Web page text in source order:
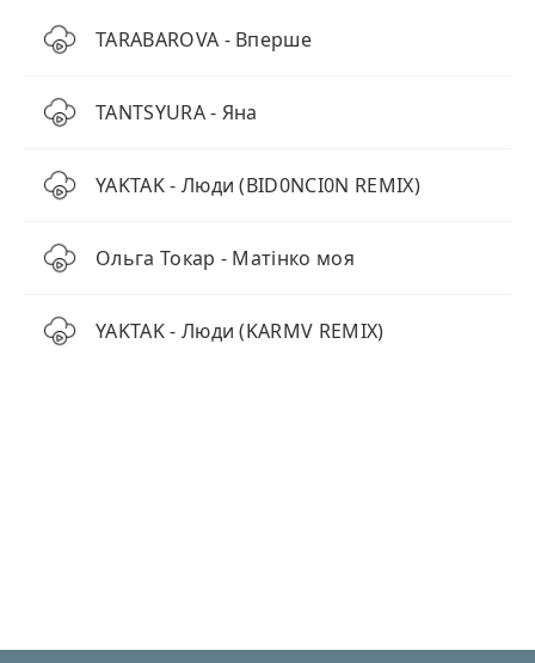
TARABAROVA - Вперше
TANTSYURA - Яна
YAKTAK - Люди (BID0NCI0N REMIX)
Ольга Токар - Матінко моя
YAKTAK - Люди (KARMV REMIX)